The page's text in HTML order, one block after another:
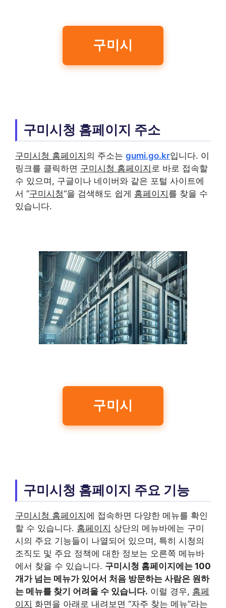
구미시
구미시청 홈페이지 주소
구미시청 홈페이지의 주소는 gumi.go.kr입니다. 이
링크를 클릭하면 구미시청 홈페이지 로 바로 접속할
수 있으며, 구글이나 네이버와 같은 포털 사이트에
서 “구미시청“을 검색해도 쉽게 홈페이지를 찾을 수
있습니다.
구미시
구미시청 홈페이지 주요 기능
구미시청 홈페이지 에 접속하면 다양한 메뉴를 확인
할 수 있습니다. 홈페이지 상단의 메뉴바에는 구미
시의 주요 기능들이 나열되어 있으며, 특히 시청의
조직도 및 주요 정책에 대한 정보는 오른쪽 메뉴바
에서 찾을 수 있습니다. 구미시청 홈페이지 에는 100
개가 넘는 메뉴가 있어서 처음 방문하는 사람은 원하
는 메뉴를 찾기 어려울 수 있습니다. 이럴 경우, 홈페
이지 화면을 아래로 내려보면 “자주 찾는 메뉴”라는